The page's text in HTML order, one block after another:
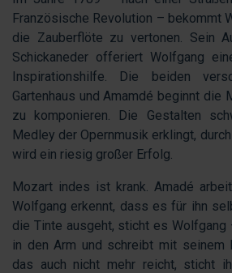
Französische Revolution – bekommt
die Zauberflöte zu vertonen. Sein
Schickaneder offeriert Wolfgang
Inspirationshilfe. Die beiden
Gartenhaus und Amamdé beginnt die
zu komponieren. Die Gestalten
Medley der Opernmusik erklingt,
wird ein riesig großer Erfolg.
Mozart indes ist krank. Amadé
Wolfgang erkennt, dass es für ihn
die Tinte ausgeht, sticht es
in den Arm und schreibt mit seinem
das auch nicht mehr reicht, sticht